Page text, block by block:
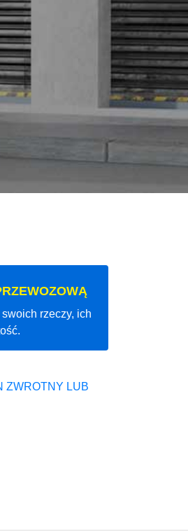
rzeczy, ich
ZWROTNY LUB